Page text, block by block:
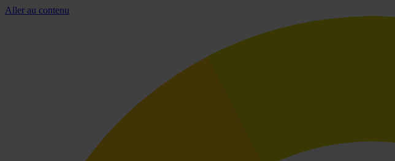
Aller au contenu